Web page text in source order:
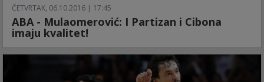
ČETVRTAK, 06.10.2016 | 17:45
ABA - Mulaomerović: I Partizan i Cibona
imaju kvalitet!